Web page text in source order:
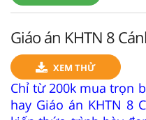
Giáo án KHTN 8
XEM THỬ
Chỉ từ 200k mua trọn
hay Giáo án KHTN 8